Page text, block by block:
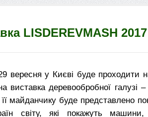
LISDEREVMASH 2017
вересня у Києві буде проходити
виставка деревообробної галузі
майданчику буде представлено
світу, які покажуть